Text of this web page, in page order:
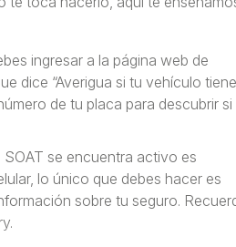
ingresar a la página web de
dice “Averigua si tu vehículo tiene
de tu placa para descubrir si
se encuentra activo es
lo único que debes hacer es
sobre tu seguro.